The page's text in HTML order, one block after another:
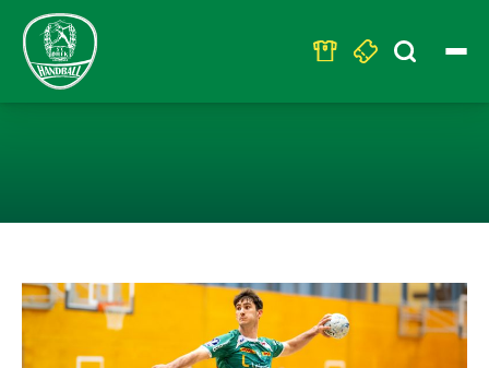
Search
for: